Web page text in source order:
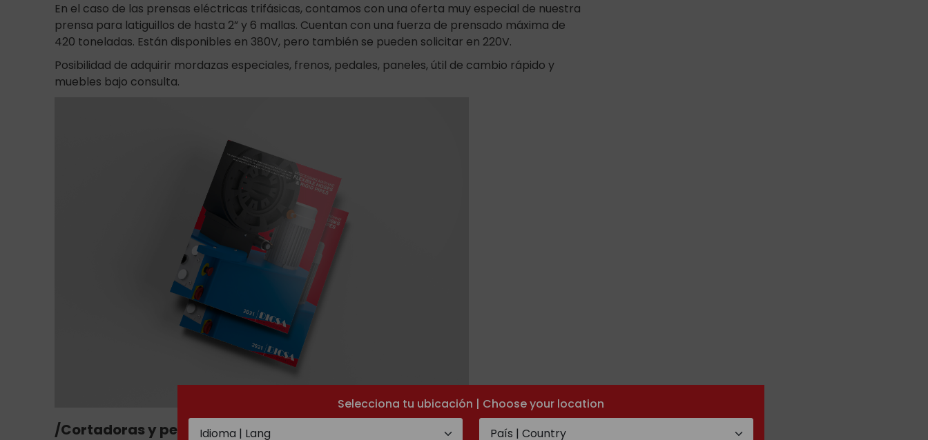
Selecciona tu ubicación | Choose your location
En el caso de las prensas eléctricas trifásicas, contamos con una oferta muy especial de nuestra
prensa para latiguillos de hasta 2” y 6 mallas. Cuentan con una fuerza de prensado máxima de
420 toneladas. Están disponibles en 380V, pero también se pueden solicitar en 220V.
Posibilidad de adquirir mordazas especiales, frenos, pedales, paneles, útil de cambio rápido y
muebles bajo consulta.
/Cortadoras y peladoras/